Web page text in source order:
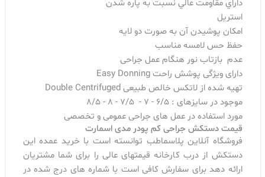
داراي مقاومت عالي نسبت به پاره شدن
استریل
امکان پوشيدن آن به صورت دو لايه
حفظ حس لامسه مناسب
عدم بازتاب نور هنگام عمل جراحی
دارای ویژگی پوشش راحت Easy Donning
تهیه شده از لاتکس خالص طبیعی Double Centrifuged
موجود در سایزهای : 6/5 - 7 - 7/5 - 8 - 8/5
مورد استفاده در عمل های جراحی عمومی و تخصصی
قیمت دستکش جراحی کم پودر مدی اسمارت
فروشگاه آنلاین پلاسماطب توانسته است با خرید عمده این
دستکش از درب کارخانه قیمتهای عالی را برای شما مشتریان
ارائه دهد برای سفارش کافی است با شماره های درج شده در